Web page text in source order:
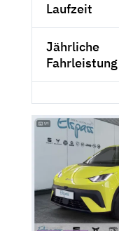
Laufzeit
Jährliche
Fahrleistung